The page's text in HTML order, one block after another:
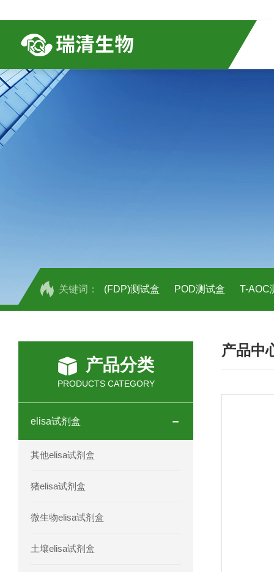
关键词： (FDP)测试盒 POD测试盒 T-AOC
人全式钴氨素2(HTSB2)elisa试剂盒现
人鞘脂(SPH)elisa试剂盒现货速发
人蓝氏贾第虫(GL)elisa试剂盒厂家直销
产品分类
PRODUCTS CATEGORY
elisa试剂盒
其他elisa试剂盒
猪elisa试剂盒
微生物elisa试剂盒
土壤elisa试剂盒
产品中